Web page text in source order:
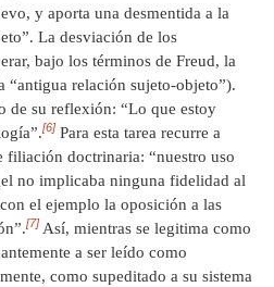
y aporta una desmentida a la
La desviación de los
bajo los términos de Freud, la
“antigua relación sujeto-objeto”).
de su reflexión: “Lo que estoy
[6] Para esta tarea recurre a
filiación doctrinaria: “nuestro uso
no implicaba ninguna fidelidad al
el ejemplo la oposición a las
[7] Así, mientras se legitima como
a ser leído como
como supeditado a su sistema